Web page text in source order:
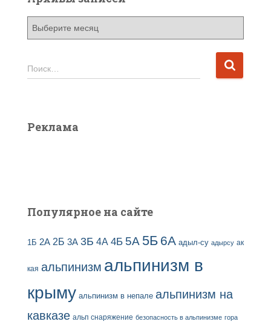
п
Н
а
:
Поиск…
Реклама
Популярное на сайте
1Б 2А 2Б 3А 3Б 4А 4Б 5А 5Б 6А адыл-су адырсу ак
кая альпинизм альпинизм в
крыму альпинизм в непале альпинизм на
кавказе альп снаряжение безопасность в альпинизме гора